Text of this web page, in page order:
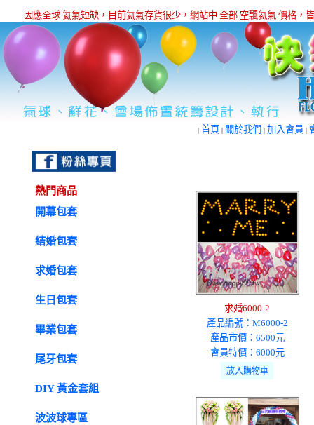
因應全球 氦氣短缺，目前氦氣存貨很少，網站中 全部 空飄氦氣 價
| 首頁 |關於我們 |加入會員 |
熱門商品
開幕包套
結婚包套
求婚包套
生日包套
畢業包套
尾牙包套
DIY 黃金套組
波波球專區
求婚6000-2
產品編號：M6000-2
產品市價：6500元
會員特價：6000元